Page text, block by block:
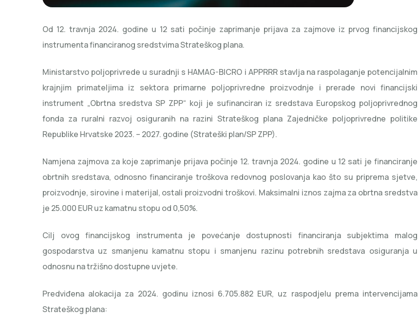
Od 12. travnja 2024. godine u 12 sati počinje zaprimanje prijava za zajmove iz prvog financijskog
instrumenta financiranog sredstvima Strateškog plana.
Ministarstvo poljoprivrede u suradnji s HAMAG-BICRO i APPRRR stavlja na raspolaganje potencijalnim
krajnjim primateljima iz sektora primarne poljoprivredne proizvodnje i prerade novi financijski
instrument „Obrtna sredstva SP ZPP“ koji je sufinanciran iz sredstava Europskog poljoprivrednog
fonda za ruralni razvoj osiguranih na razini Strateškog plana Zajedničke poljoprivredne politike
Republike Hrvatske 2023. – 2027. godine (Strateški plan/SP ZPP).
Namjena zajmova za koje zaprimanje prijava počinje 12. travnja 2024. godine u 12 sati je financiranje
obrtnih sredstava, odnosno financiranje troškova redovnog poslovanja kao što su priprema sjetve,
proizvodnje, sirovine i materijal, ostali proizvodni troškovi. Maksimalni iznos zajma za obrtna sredstva
je 25.000 EUR uz kamatnu stopu od 0,50%.
Cilj ovog financijskog instrumenta je povećanje dostupnosti financiranja subjektima malog
gospodarstva uz smanjenu kamatnu stopu i smanjenu razinu potrebnih sredstava osiguranja u
odnosnu na tržišno dostupne uvjete.
Predviđena alokacija za 2024. godinu iznosi 6.705.882 EUR, uz raspodjelu prema intervencijama
Strateškog plana: